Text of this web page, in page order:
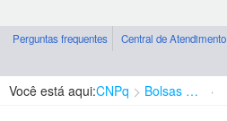
Perguntas frequentes Central de Atendimento
Você está aqui:CNPq Bolsas e Auxílios Vigentes